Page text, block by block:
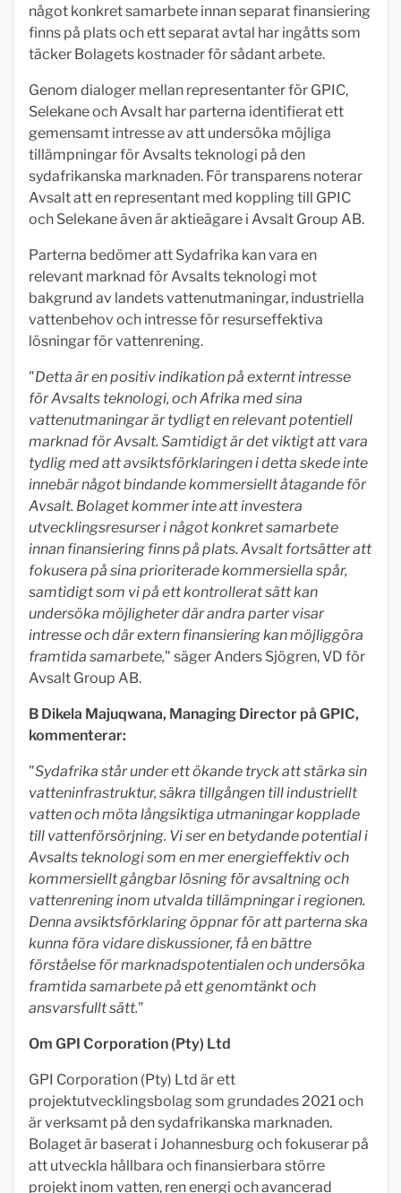
något konkret samarbete innan separat finansiering
finns på plats och ett separat avtal har ingåtts som
täcker Bolagets kostnader för sådant arbete.
Genom dialoger mellan representanter för GPIC,
Selekane och Avsalt har parterna identifierat ett
gemensamt intresse av att undersöka möjliga
tillämpningar för Avsalts teknologi på den
sydafrikanska marknaden. För transparens noterar
Avsalt att en representant med koppling till GPIC
och Selekane även är aktieägare i Avsalt Group AB.
Parterna bedömer att Sydafrika kan vara en
relevant marknad för Avsalts teknologi mot
bakgrund av landets vattenutmaningar, industriella
vattenbehov och intresse för resurseffektiva
lösningar för vattenrening.
"Detta är en positiv indikation på externt intresse
för Avsalts teknologi, och Afrika med sina
vattenutmaningar är tydligt en relevant potentiell
marknad för Avsalt. Samtidigt är det viktigt att vara
tydlig med att avsiktsförklaringen i detta skede inte
innebär något bindande kommersiellt åtagande för
Avsalt. Bolaget kommer inte att investera
utvecklingsresurser i något konkret samarbete
innan finansiering finns på plats. Avsalt fortsätter att
fokusera på sina prioriterade kommersiella spår,
samtidigt som vi på ett kontrollerat sätt kan
undersöka möjligheter där andra parter visar
intresse och där extern finansiering kan möjliggöra
framtida samarbete," säger Anders Sjögren, VD för
Avsalt Group AB.
B Dikela Majuqwana, Managing Director på GPIC,
kommenterar:
"Sydafrika står under ett ökande tryck att stärka sin
vatteninfrastruktur, säkra tillgången till industriellt
vatten och möta långsiktiga utmaningar kopplade
till vattenförsörjning. Vi ser en betydande potential i
Avsalts teknologi som en mer energieffektiv och
kommersiellt gångbar lösning för avsaltning och
vattenrening inom utvalda tillämpningar i regionen.
Denna avsiktsförklaring öppnar för att parterna ska
kunna föra vidare diskussioner, få en bättre
förståelse för marknadspotentialen och undersöka
framtida samarbete på ett genomtänkt och
ansvarsfullt sätt."
Om GPI Corporation (Pty) Ltd
GPI Corporation (Pty) Ltd är ett
projektutvecklingsbolag som grundades 2021 och
är verksamt på den sydafrikanska marknaden.
Bolaget är baserat i Johannesburg och fokuserar på
att utveckla hållbara och finansierbara större
projekt inom vatten, ren energi och avancerad